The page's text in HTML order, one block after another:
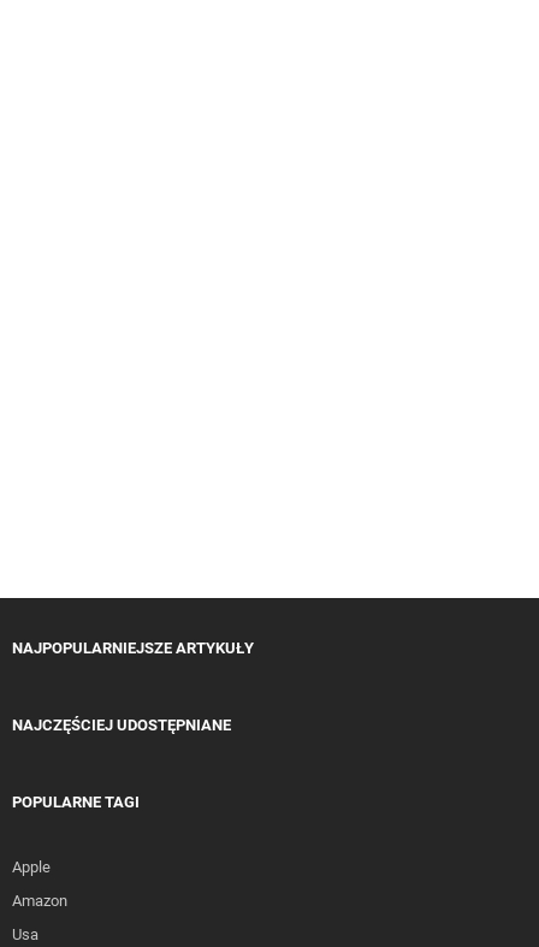
NAJPOPULARNIEJSZE ARTYKUŁY
NAJCZĘŚCIEJ UDOSTĘPNIANE
POPULARNE TAGI
Apple
Amazon
Usa